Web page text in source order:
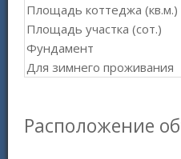
Площадь коттеджа (кв.м.)
Площадь участка (сот.)
Фундамент
Для зимнего проживания
Расположение